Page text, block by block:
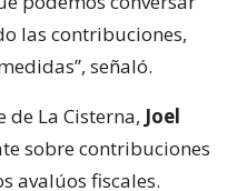
las contribuciones,
señaló.
de La Cisterna, Joel
sobre contribuciones
avalúos fiscales.